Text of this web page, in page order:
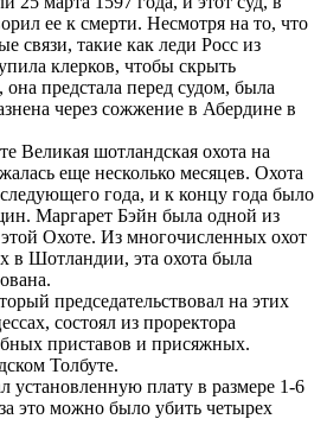
ее к смерти. Несмотря на то, что
связи, такие как леди Росс из
клерков, чтобы скрыть
предстала перед судом, была
через сожжение в Абердине в
Великая шотландская охота на
еще несколько месяцев. Охота
года, и к концу года было
Маргарет Бэйн была одной из
Охоте. Из многочисленных охот
в Шотландии, эта охота была
председательствовал на этих
состоял из проректора
приставов и присяжных.
Толбуте.
установленную плату в размере 1-6
это можно было убить четырех